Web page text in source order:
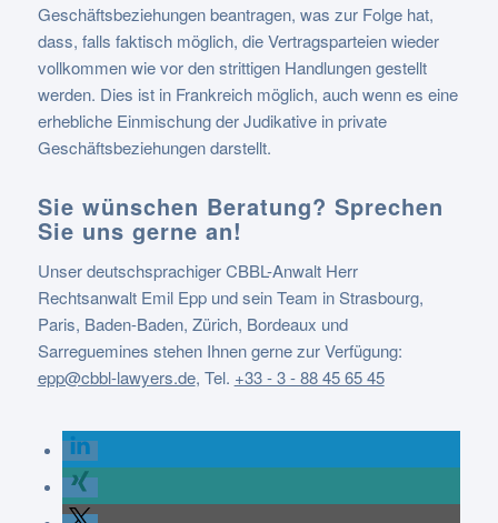
Geschäftsbeziehungen beantragen, was zur Folge hat,
dass, falls faktisch möglich, die Vertragsparteien wieder
vollkommen wie vor den strittigen Handlungen gestellt
werden. Dies ist in Frankreich möglich, auch wenn es eine
erhebliche Einmischung der Judikative in private
Geschäftsbeziehungen darstellt.
Sie wünschen Beratung? Sprechen
Sie uns gerne an!
Unser deutschsprachiger CBBL-Anwalt Herr
Rechtsanwalt Emil Epp und sein Team in Strasbourg,
Paris, Baden-Baden, Zürich, Bordeaux und
Sarreguemines stehen Ihnen gerne zur Verfügung:
epp@cbbl-lawyers.de, Tel. +33 - 3 - 88 45 65 45